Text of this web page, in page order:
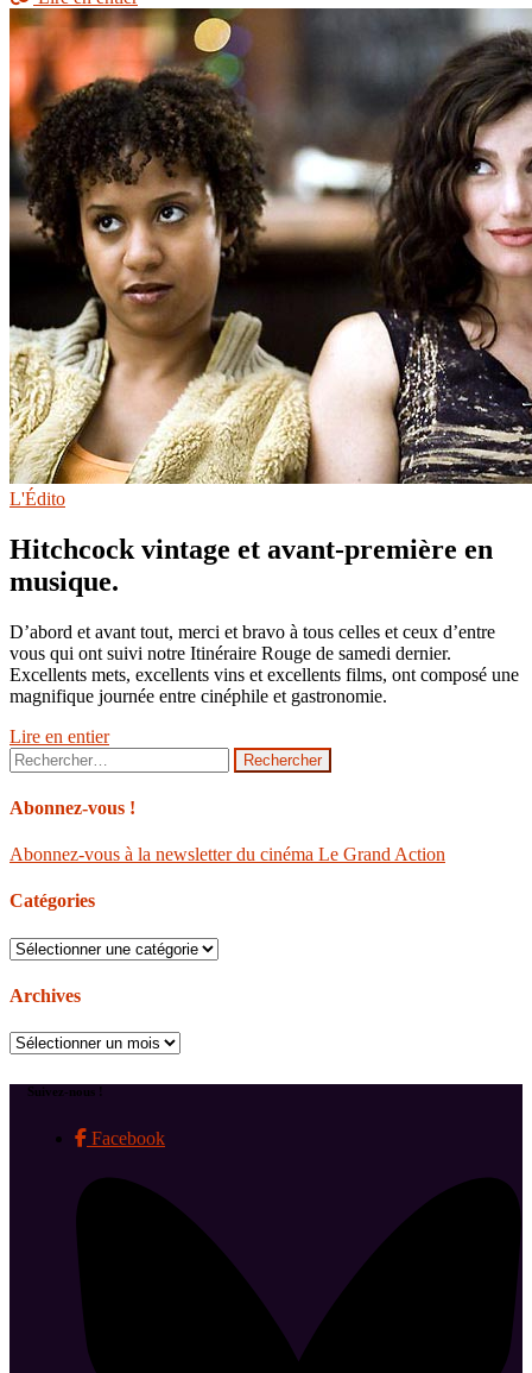
L'Édito
Hitchcock vintage et avant-première en
musique.
D’abord et avant tout, merci et bravo à tous celles et ceux d’entre
vous qui ont suivi notre Itinéraire Rouge de samedi dernier.
Excellents mets, excellents vins et excellents films, ont composé une
magnifique journée entre cinéphile et gastronomie.
Lire en entier
Rechercher :
Abonnez-vous !
Abonnez-vous à la newsletter du cinéma Le Grand Action
Catégories
Catégories
Archives
Archives
Suivez-nous !
Facebook